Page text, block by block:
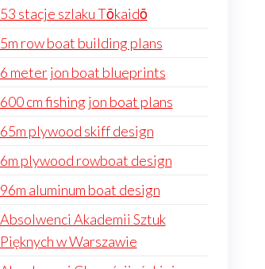
53 stacje szlaku Tōkaidō
5m row boat building plans
6 meter jon boat blueprints
600 cm fishing jon boat plans
65m plywood skiff design
6m plywood rowboat design
96m aluminum boat design
Absolwenci Akademii Sztuk
Pięknych w Warszawie